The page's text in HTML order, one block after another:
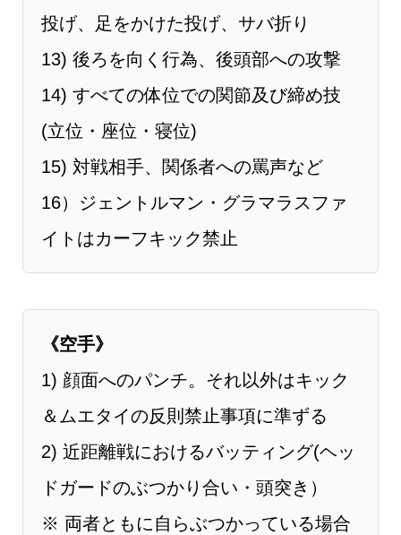
投げ、⾜をかけた投げ、サバ折り
13) 後ろを向く⾏為、後頭部への攻撃
14) すべての体位での関節及び締め技
(立位・座位・寝位)
15) 対戦相⼿、関係者への罵声など
16）ジェントルマン・グラマラスファ
イトはカーフキック禁止
《空手》
1) 顔面へのパンチ。それ以外はキック
＆ムエタイの反則禁止事項に準ずる
2) 近距離戦におけるバッティング(ヘッ
ドガードのぶつかり合い・頭突き）
※ 両者ともに自らぶつかっている場合